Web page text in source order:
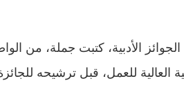
الأدبية، كتبت جملة، من
العالية للعمل، قبل ترشيحه